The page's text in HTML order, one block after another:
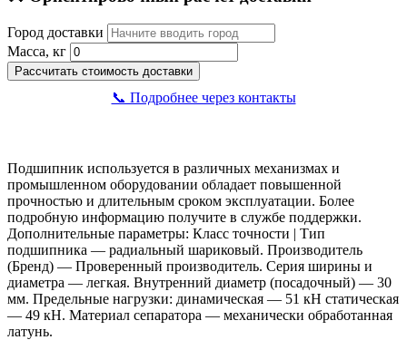
Город доставки
Масса, кг
Рассчитать стоимость доставки
📞 Подробнее через контакты
Подшипник используется в различных механизмах и
промышленном оборудовании обладает повышенной
прочностью и длительным сроком эксплуатации. Более
подробную информацию получите в службе поддержки.
Дополнительные параметры: Класс точности | Тип
подшипника — радиальный шариковый. Производитель
(Бренд) — Проверенный производитель. Серия ширины и
диаметра — легкая. Внутренний диаметр (посадочный) — 30
мм. Предельные нагрузки: динамическая — 51 кН статическая
— 49 кН. Материал сепаратора — механически обработанная
латунь.